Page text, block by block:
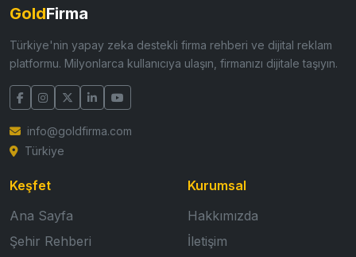
GoldFirma
Türkiye'nin yapay zeka destekli firma rehberi ve dijital reklam
platformu. Milyonlarca kullanıcıya ulaşın, firmanızı dijitale taşıyın.
info@goldfirma.com
Türkiye
Keşfet
Ana Sayfa
Şehir Rehberi
Kurumsal
Hakkımızda
İletişim